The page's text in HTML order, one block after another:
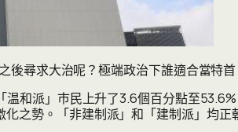
後尋求大治呢？極端政治下誰適合當特首
和派」巿民上升了3.6個百分點至
之勢。「非建制派」和「建制派」均